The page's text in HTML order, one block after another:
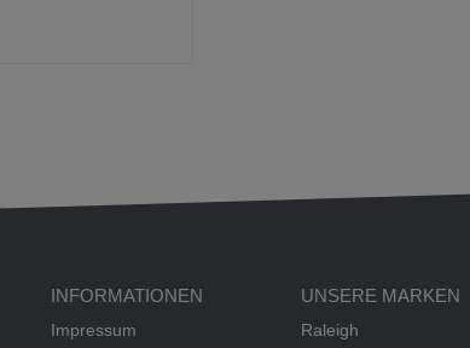
INFORMATIONEN
Impressum
UNSERE MARKEN
Raleigh